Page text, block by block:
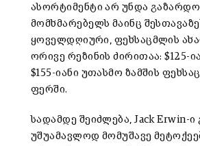
ასორტიმენტი არ უნდა
მომხმარებელს მაინც
ყოველდღიური, ფეხსაცმლის
ორივე რეზინის ძირითაა: $125-
$155-იანი უთასმო ზამშის
ფერში.
სადამდე შეიძლება, Jack Erwin-
უშუამავლოდ მომუშავე